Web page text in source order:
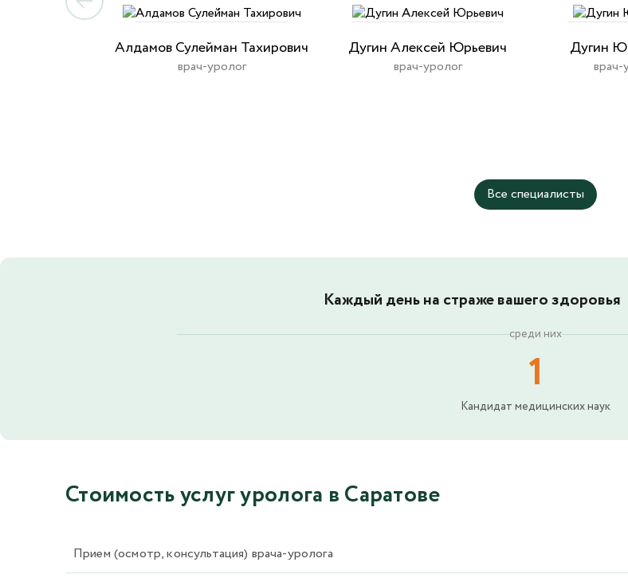
Алдамов Сулейман Тахирович
врач-уролог
Дугин Алексей Юрьевич
врач-уролог
Дугин
врач-
Все специалисты
Каждый день на страже вашего здоровья
среди них
1
Кандидат медицинских наук
Стоимость услуг уролога в Саратове
Прием (осмотр, консультация) врача-уролога